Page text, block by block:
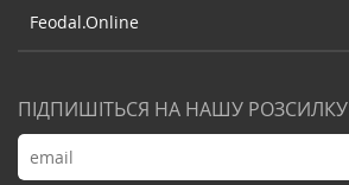
Feodal.Online
ПІДПИШІТЬСЯ НА НАШУ РОЗСИЛКУ